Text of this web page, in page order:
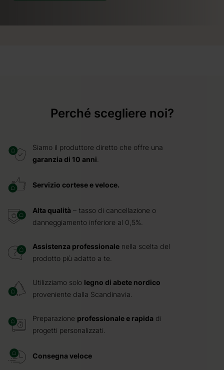
Perché scegliere noi?
Siamo il produttore diretto che offre una
garanzia di 10 anni.
Servizio cortese e veloce.
Alta qualità – tasso di cancellazione o
danneggiamento inferiore al 0,5%.
Assistenza professionale nella scelta del
prodotto più adatto a te.
Utilizziamo solo legno di abete nordico
proveniente dalla Scandinavia.
Preparazione professionale e rapida di
progetti personalizzati.
Consegna veloce